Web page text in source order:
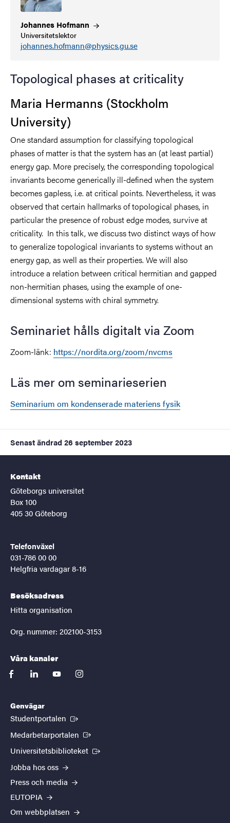
Johannes Hofmann
Universitetslektor
johannes.hofmann@physics.gu.se
Topological phases at criticality
Maria Hermanns (Stockholm
University)
One standard assumption for classifying topological
phases of matter is that the system has an (at least partial)
energy gap. More precisely, the corresponding topological
invariants become generically ill-defined when the system
becomes gapless, i.e. at critical points. Nevertheless, it was
observed that certain hallmarks of topological phases, in
particular the presence of robust edge modes, survive at
criticality. In this talk, we discuss two distinct ways of how
to generalize topological invariants to systems without an
energy gap, as well as their properties. We will also
introduce a relation between critical hermitian and gapped
non-hermitian phases, using the example of one-
dimensional systems with chiral symmetry.
Seminariet hålls digitalt via Zoom
Zoom-länk: https://nordita.org/zoom/nvcms
Läs mer om seminarieserien
Seminarium om kondenserade materiens fysik
Senast ändrad 26 september 2023
Kontakt
Göteborgs universitet
Box 100
405 30 Göteborg
Telefonväxel
031-786 00 00
Helgfria vardagar 8-16
Besöksadress
Hitta organisation
Org. nummer: 202100-3153
Våra kanaler
facebooklinkedinyoutubeinstagram
Genvägar
Studentportalen (Extern länk)
Medarbetarportalen (Extern länk)
Universitetsbiblioteket (Extern länk)
Jobba hos oss
Press och media
EUTOPIA
Om webbplatsen